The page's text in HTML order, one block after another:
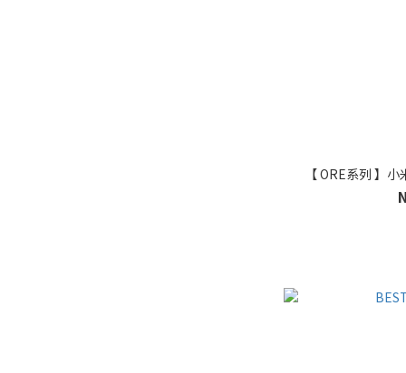
【 ORE系列 】